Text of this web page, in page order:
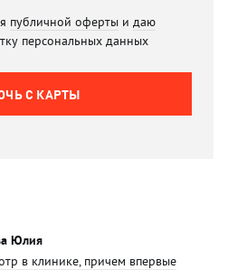
публичной оферты и даю
персональных данных
C КАРТЫ
Юлия
в клинике, причем впервые